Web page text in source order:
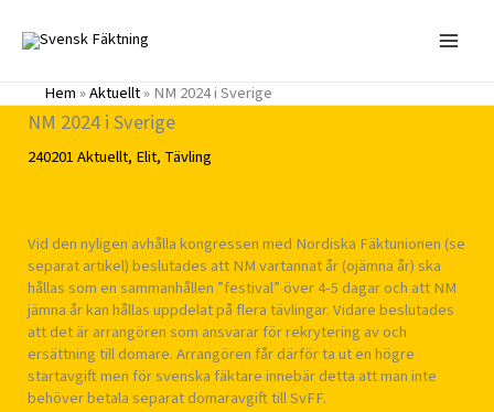
innehåll
Hem»Aktuellt»NM 2024 i Sverige
NM 2024 i Sverige
240201Aktuellt, Elit, Tävling
Vid den nyligen avhålla kongressen med Nordiska Fäktunionen (se
separat artikel) beslutades att NM vartannat år (ojämna år) ska
hållas som en sammanhållen ”festival” över 4-5 dagar och att NM
jämna år kan hållas uppdelat på flera tävlingar. Vidare beslutades
att det är arrangören som ansvarar för rekrytering av och
ersättning till domare. Arrangören får därför ta ut en högre
startavgift men för svenska fäktare innebär detta att man inte
behöver betala separat domaravgift till SvFF.